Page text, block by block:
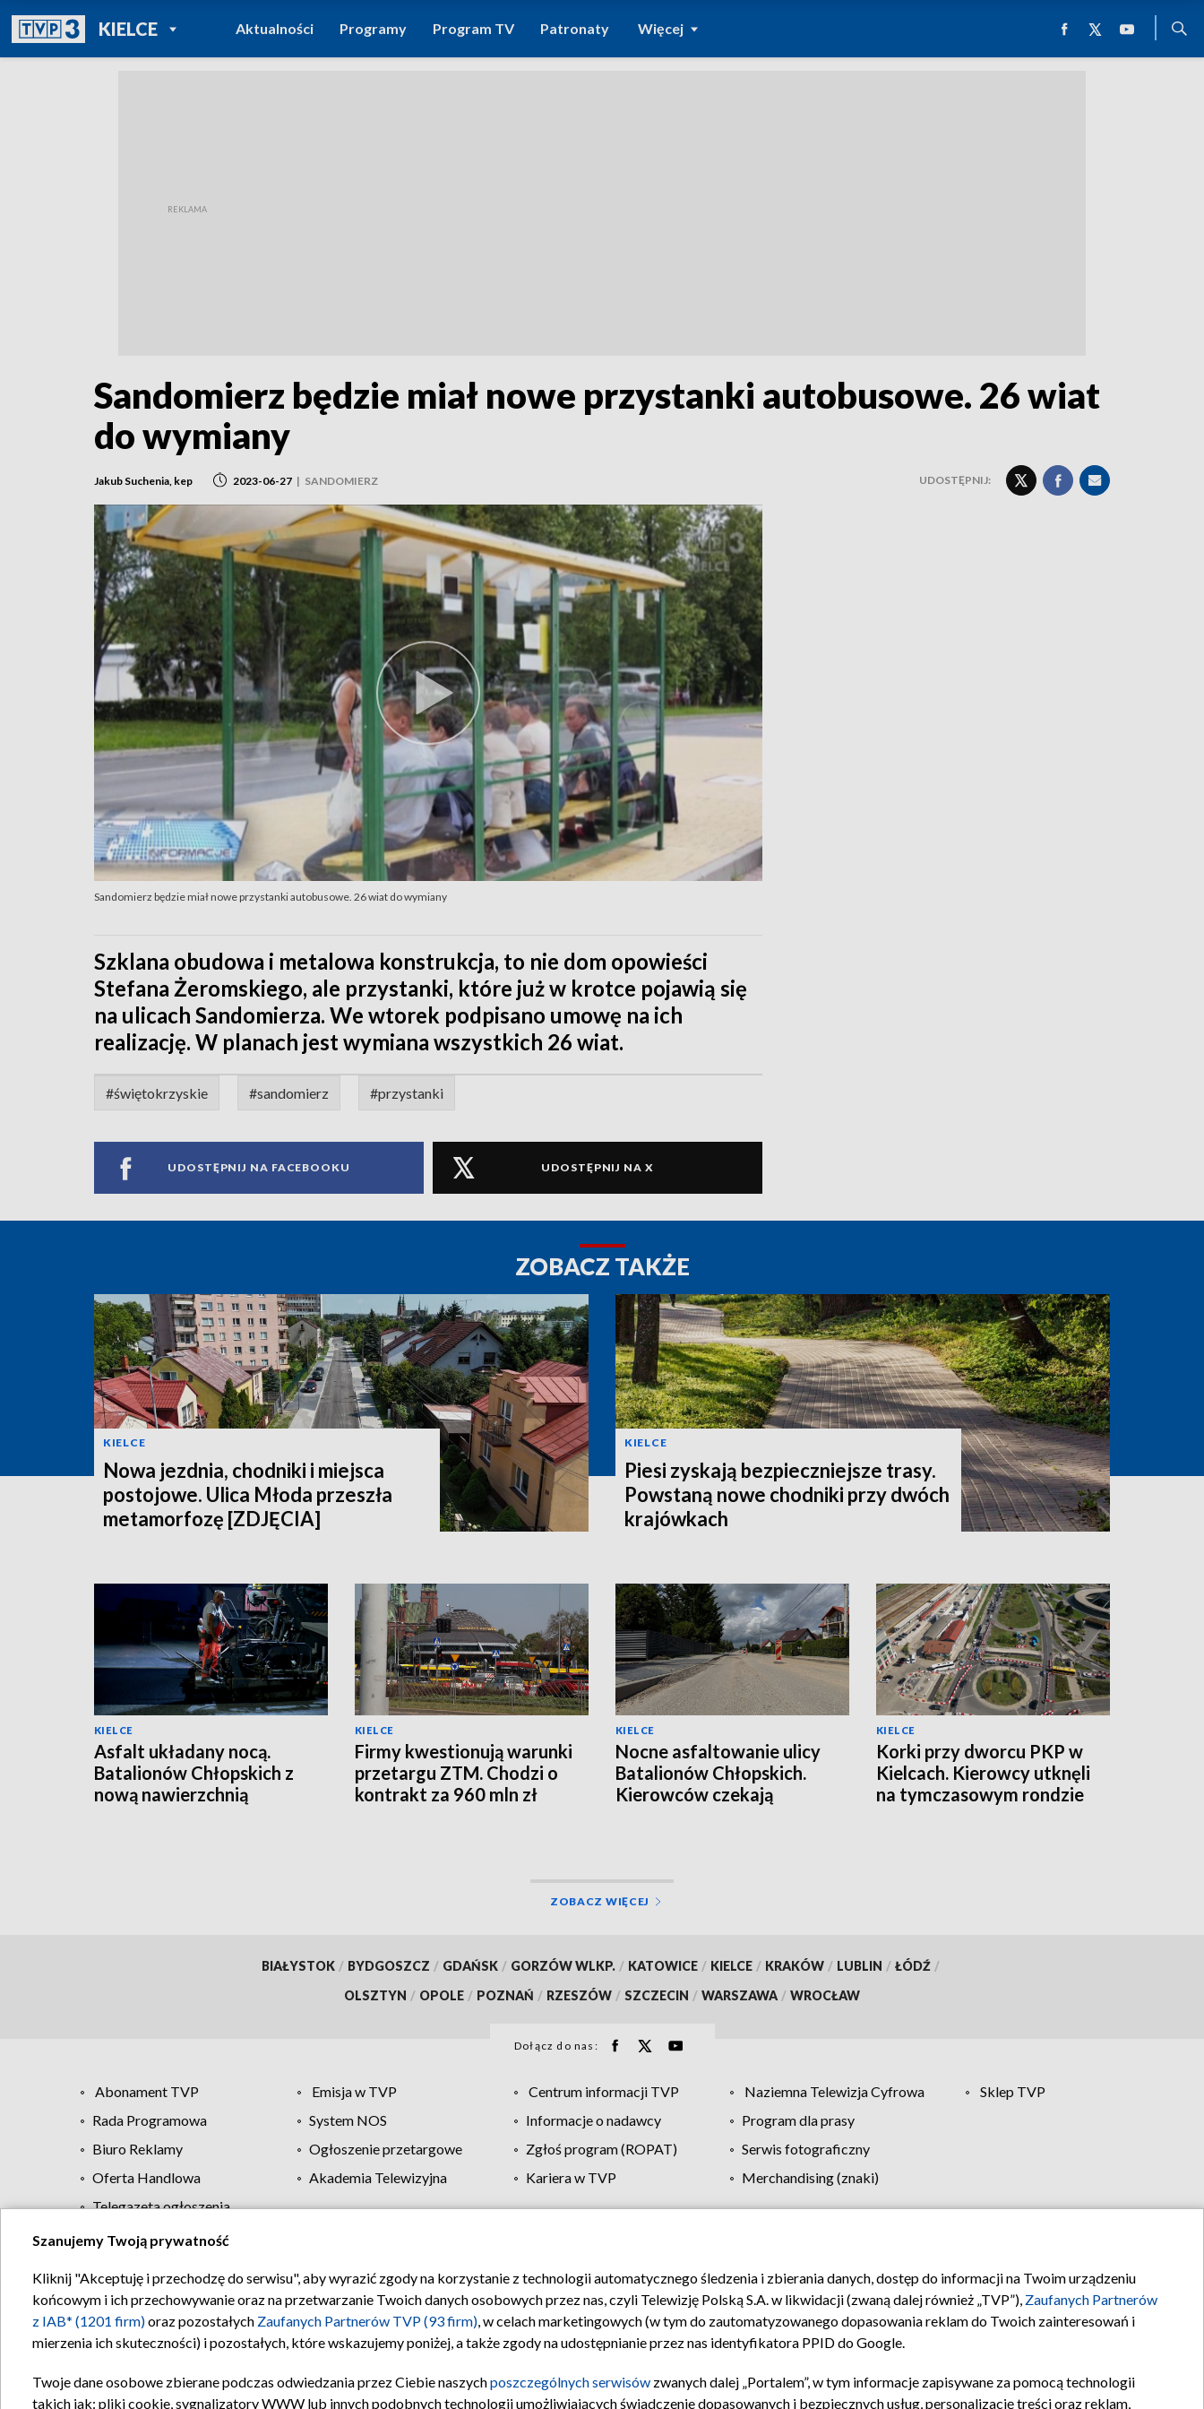
KIELCEPOWRÓT DO
TVP REGIONY
Aktualności Programy Program TV Patronaty Więcej
Sandomierz będzie miał nowe przystanki autobusowe. 26 wiat
do wymiany
Jakub Suchenia, kep 2023-06-27 | SANDOMIERZ UDOSTĘPNIJ:
Sandomierz będzie miał nowe przystanki autobusowe. 26 wiat do wymiany
Szklana obudowa i metalowa konstrukcja, to nie dom opowieści
Stefana Żeromskiego, ale przystanki, które już w krotce pojawią się
na ulicach Sandomierza. We wtorek podpisano umowę na ich
realizację. W planach jest wymiana wszystkich 26 wiat.
#świętokrzyskie #sandomierz #przystanki
UDOSTĘPNIJ NA FACEBOOKU UDOSTĘPNIJ NA X
ZOBACZ TAKŻE
KIELCE
Nowa jezdnia, chodniki i miejsca
postojowe. Ulica Młoda przeszła
metamorfozę [ZDJĘCIA]
KIELCE
Piesi zyskają bezpieczniejsze trasy.
Powstaną nowe chodniki przy dwóch
krajówkach
KIELCE
Asfalt układany nocą.
Batalionów Chłopskich z
nową nawierzchnią
KIELCE
Firmy kwestionują warunki
przetargu ZTM. Chodzi o
kontrakt za 960 mln zł
KIELCE
Nocne asfaltowanie ulicy
Batalionów Chłopskich.
Kierowców czekają
KIELCE
Korki przy dworcu PKP w
Kielcach. Kierowcy utknęli
na tymczasowym rondzie
ZOBACZ WIĘCEJ
BIAŁYSTOK / BYDGOSZCZ / GDAŃSK / GORZÓW WLKP. / KATOWICE / KIELCE / KRAKÓW / LUBLIN / ŁÓDŹ /
OLSZTYN / OPOLE / POZNAŃ / RZESZÓW / SZCZECIN / WARSZAWA / WROCŁAW
Dołącz do nas:
Abonament TVP Emisja w TVP Centrum informacji TVP Naziemna Telewizja Cyfrowa
Sklep TVP
Rada Programowa
System NOS Informacje o nadawcy
Program dla prasy
Biuro Reklamy
Ogłoszenie przetargowe Zgłoś program (ROPAT)
Serwis fotograficzny
Oferta Handlowa
Akademia Telewizyjna Kariera w TVP
Merchandising (znaki)
Telegazeta ogłoszenia
Regulamin TVP Polityka prywatności Moje zgody Pomoc Biuro reklamy Kontakt
Szanujemy Twoją prywatność
Kliknij "Akceptuję i przechodzę do serwisu", aby wyrazić zgody na korzystanie z technologii automatycznego śledzenia i zbierania danych, dostęp do informacji na Twoim urządzeniu
końcowym i ich przechowywanie oraz na przetwarzanie Twoich danych osobowych przez nas, czyli Telewizję Polską S.A. w likwidacji (zwaną dalej również „TVP”), Zaufanych Partnerów
z IAB* (1201 firm)oraz pozostałych Zaufanych Partnerów TVP (93 firm), w celach marketingowych (w tym do zautomatyzowanego dopasowania reklam do Twoich zainteresowań i
mierzenia ich skuteczności) i pozostałych, które wskazujemy poniżej, a także zgody na udostępnianie przez nas identyfikatora PPID do Google.
Twoje dane osobowe zbierane podczas odwiedzania przez Ciebie naszychposzczególnych serwisów zwanych dalej „Portalem”, w tym informacje zapisywane za pomocą technologii
takich jak: pliki cookie, sygnalizatory WWW lub innych podobnych technologii umożliwiających świadczenie dopasowanych i bezpiecznych usług, personalizację treści oraz reklam,